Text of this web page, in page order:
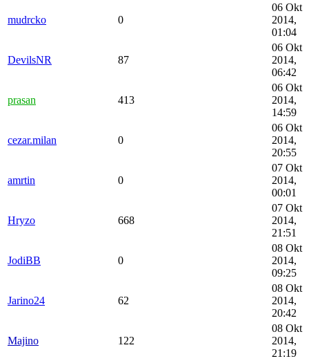
mudrcko 0
06 Okt
2014,
01:04
DevilsNR 87
06 Okt
2014,
06:42
prasan 413
06 Okt
2014,
14:59
cezar.milan 0
06 Okt
2014,
20:55
amrtin 0
07 Okt
2014,
00:01
Hryzo 668
07 Okt
2014,
21:51
JodiBB 0
08 Okt
2014,
09:25
Jarino24 62
08 Okt
2014,
20:42
Majino 122
08 Okt
2014,
21:19